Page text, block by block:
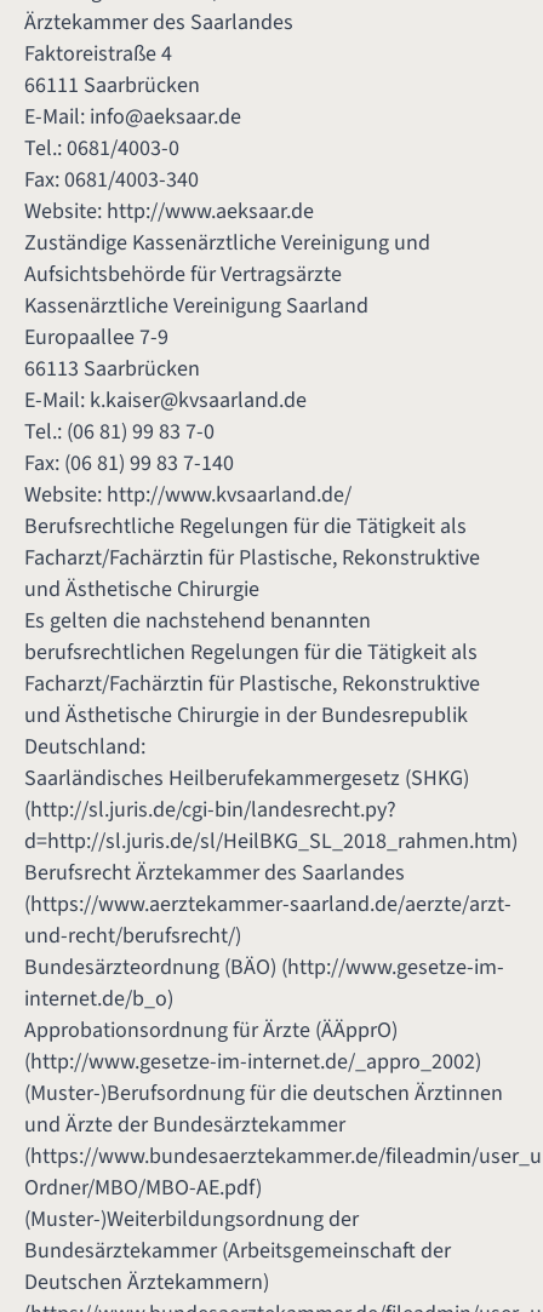
Ärztekammer des Saarlandes
Faktoreistraße 4
66111 Saarbrücken
E-Mail: info@aeksaar.de
Tel.: 0681/4003-0
Fax: 0681/4003-340
Website: http://www.aeksaar.de
Zuständige Kassenärztliche Vereinigung und
Aufsichtsbehörde für Vertragsärzte
Kassenärztliche Vereinigung Saarland
Europaallee 7-9
66113 Saarbrücken
E-Mail: k.kaiser@kvsaarland.de
Tel.: (06 81) 99 83 7-0
Fax: (06 81) 99 83 7-140
Website: http://www.kvsaarland.de/
Berufsrechtliche Regelungen für die Tätigkeit als
Facharzt/Fachärztin für Plastische, Rekonstruktive
und Ästhetische Chirurgie
Es gelten die nachstehend benannten
berufsrechtlichen Regelungen für die Tätigkeit als
Facharzt/Fachärztin für Plastische, Rekonstruktive
und Ästhetische Chirurgie in der Bundesrepublik
Deutschland:
Saarländisches Heilberufekammergesetz (SHKG)
(http://sl.juris.de/cgi-bin/landesrecht.py?
d=http://sl.juris.de/sl/HeilBKG_SL_2018_rahmen.htm)
Berufsrecht Ärztekammer des Saarlandes
(https://www.aerztekammer-saarland.de/aerzte/arzt-
und-recht/berufsrecht/)
Bundesärzteordnung (BÄO) (http://www.gesetze-im-
internet.de/b_o)
Approbationsordnung für Ärzte (ÄÄpprO)
(http://www.gesetze-im-internet.de/_appro_2002)
(Muster-)Berufsordnung für die deutschen Ärztinnen
und Ärzte der Bundesärztekammer
(https://www.bundesaerztekammer.de/fileadmin/
Ordner/MBO/MBO-AE.pdf)
(Muster-)Weiterbildungsordnung der
Bundesärztekammer (Arbeitsgemeinschaft der
Deutschen Ärztekammern)